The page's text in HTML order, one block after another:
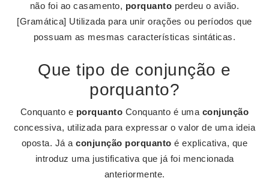
não foi ao casamento, porquanto perdeu o avião.
[Gramática] Utilizada para unir orações ou períodos que
possuam as mesmas características sintáticas.
Que tipo de conjunção e
porquanto?
Conquanto e porquanto Conquanto é uma conjunção
concessiva, utilizada para expressar o valor de uma ideia
oposta. Já aconjunção porquanto é explicativa, que
introduz uma justificativa que já foi mencionada
anteriormente.